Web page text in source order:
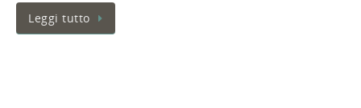
Leggi tutto